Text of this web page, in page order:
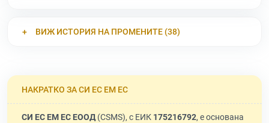
ВИЖ ИСТОРИЯ НА ПРОМЕНИТЕ (38)
НАКРАТКО ЗА СИ ЕС ЕМ ЕС
СИ ЕС ЕМ ЕС ЕООД(CSMS), с ЕИК 175216792, е основана